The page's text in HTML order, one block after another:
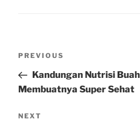
Previous
Post
PREVIOUS
Kandungan Nutrisi
Membuatnya Super Sehat
Next
NEXT